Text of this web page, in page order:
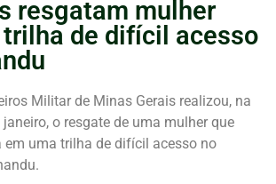
resgatam mulher
de difícil acesso
Militar de Minas Gerais realizou, na
o resgate de uma mulher que
em uma trilha de difícil acesso no